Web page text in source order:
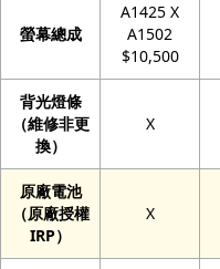
螢幕總成
A1425 X
A1502
$10,500
背光燈條
（維修非更
換）
X
原廠電池
（原廠授權
IRP）
X